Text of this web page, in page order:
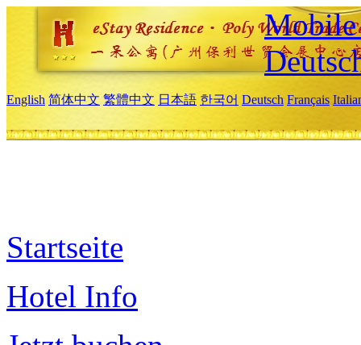
Mobile
English 简体中文 繁體中文 日本語 한국어 Deutsch Français
Startseite
Hotel Info